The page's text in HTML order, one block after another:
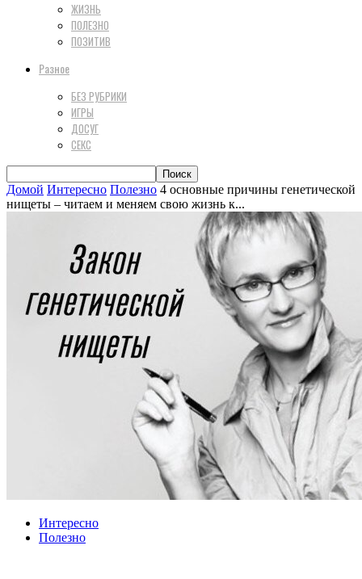
ЖИЗНЬ
ПОЛЕЗНО
ПОЗИТИВ
Разное
БЕЗ РУБРИКИ
ИГРЫ
ДОСУГ
СЕКС
Домой Интересно Полезно 4 основные причины генетической
нищеты – читаем и меняем свою жизнь к...
Интересно
Полезно